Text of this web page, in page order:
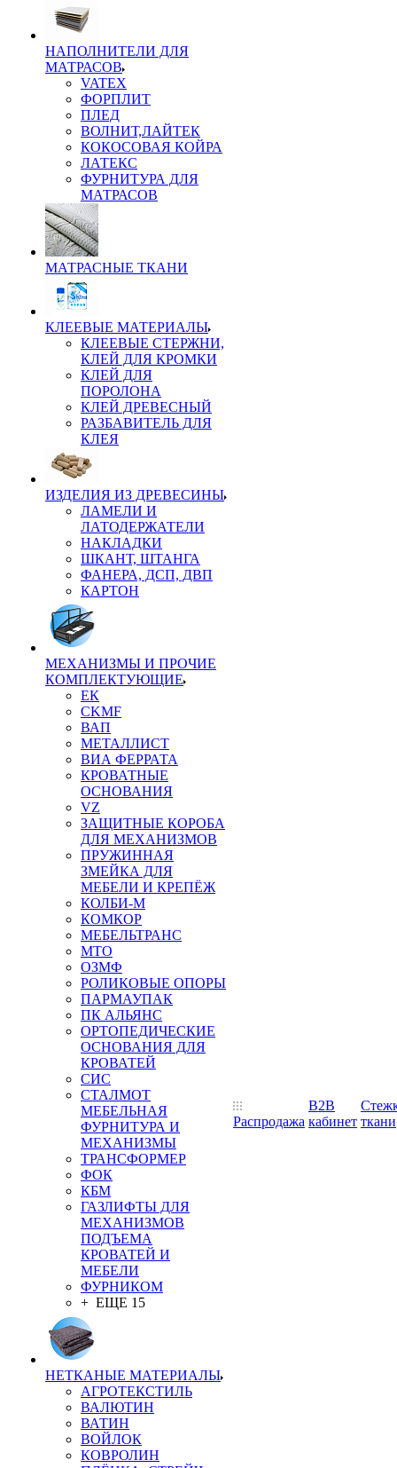
НАПОЛНИТЕЛИ ДЛЯ
МАТРАСОВ
VATEX
ФОРПЛИТ
ПЛЕД
ВОЛНИТ,ЛАЙТЕК
КОКОСОВАЯ КОЙРА
ЛАТЕКС
ФУРНИТУРА ДЛЯ
МАТРАСОВ
МАТРАСНЫЕ ТКАНИ
КЛЕЕВЫЕ МАТЕРИАЛЫ
КЛЕЕВЫЕ СТЕРЖНИ,
КЛЕЙ ДЛЯ КРОМКИ
КЛЕЙ ДЛЯ
ПОРОЛОНА
КЛЕЙ ДРЕВЕСНЫЙ
РАЗБАВИТЕЛЬ ДЛЯ
КЛЕЯ
ИЗДЕЛИЯ ИЗ ДРЕВЕСИНЫ
ЛАМЕЛИ И
ЛАТОДЕРЖАТЕЛИ
НАКЛАДКИ
ШКАНТ, ШТАНГА
ФАНЕРА, ДСП, ДВП
КАРТОН
МЕХАНИЗМЫ И ПРОЧИЕ
КОМПЛЕКТУЮЩИЕ
ЕК
CKMF
ВАП
МЕТАЛЛИСТ
ВИА ФЕРРАТА
КРОВАТНЫЕ
ОСНОВАНИЯ
VZ
ЗАЩИТНЫЕ КОРОБА
ДЛЯ МЕХАНИЗМОВ
ПРУЖИННАЯ
ЗМЕЙКА ДЛЯ
МЕБЕЛИ И КРЕПЁЖ
КОЛБИ-М
КОМКОР
МЕБЕЛЬТРАНС
MTO
ОЗМФ
РОЛИКОВЫЕ ОПОРЫ
ПАРМАУПАК
ПК АЛЬЯНС
ОРТОПЕДИЧЕСКИЕ
ОСНОВАНИЯ ДЛЯ
КРОВАТЕЙ
СИС
СТАЛМОТ
МЕБЕЛЬНАЯ
ФУРНИТУРА И
МЕХАНИЗМЫ
ТРАНСФОРМЕР
ФОК
КБМ
ГАЗЛИФТЫ ДЛЯ
МЕХАНИЗМОВ
ПОДЪЕМА
КРОВАТЕЙ И
МЕБЕЛИ
ФУРНИКОМ
+ ЕЩЕ 15
НЕТКАНЫЕ МАТЕРИАЛЫ
АГРОТЕКСТИЛЬ
ВАЛЮТИН
ВАТИН
ВОЙЛОК
КОВРОЛИН
Распродажа
B2B
кабинет ткани